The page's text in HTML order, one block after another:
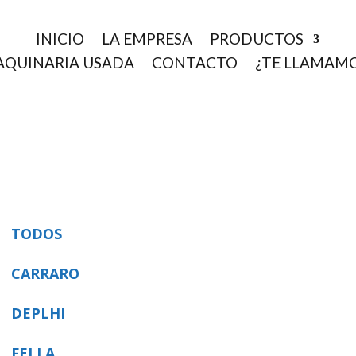
INICIO LA EMPRESA
PRODUCTOS
USADA
CONTACTO ¿TE
TODOS
CARRARO
DEPLHI